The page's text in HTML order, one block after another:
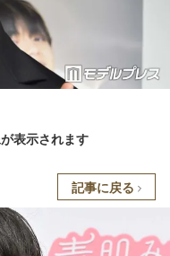
表示されます
記事に戻る